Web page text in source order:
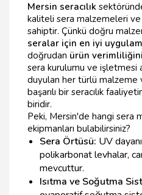
Mersin seracılık
kaliteli sera malzemeleri
sahiptir. Çünkü doğru
seralar için en iyi
doğrudan ürün
sera kurulumu ve işletmesi
duyulan her türlü malzeme
başarılı bir seracılık
biridir.
Peki, Mersin'de hangi sera
ekipmanları bulabilirsiniz?
Sera Örtüsü: UV
polikarbonat levhalar,
mevcuttur.
Isıtma ve Soğutma